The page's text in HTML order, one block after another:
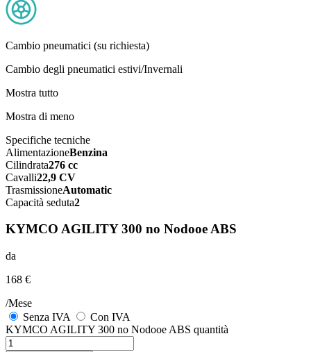
Cambio pneumatici (su richiesta)
Cambio degli pneumatici estivi/Invernali
Mostra tutto
Mostra di meno
Specifiche tecniche
AlimentazioneBenzina
Cilindrata276 cc
Cavalli22,9 CV
TrasmissioneAutomatic
Capacità seduta2
KYMCO AGILITY 300 no Nodooe ABS
da
168 €
/Mese
Senza IVA
Con IVA
KYMCO AGILITY 300 no Nodooe ABS quantità